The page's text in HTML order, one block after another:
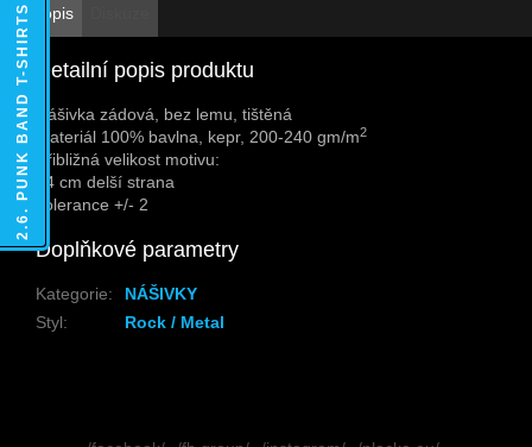
Popis
Detailní popis produktu
Nášivka zádová, bez lemu, tištěná
Materiál 100% bavlna, kepr, 200-240 gm/m2
Přibližná velikost motivu:
24 cm delší strana
Tolerance +/- 2
Doplňkové parametry
Kategorie:
NÁŠIVKY
Styl: Rock / Metal
2.6. PUNK BAND T-SHIRTS